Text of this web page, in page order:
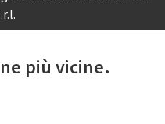
più vicine.